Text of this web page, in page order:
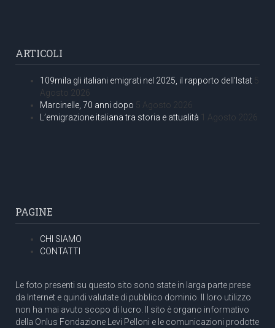
ARTICOLI
109mila gli italiani emigrati nel 2025, il rapporto dell’Istat 5
Agosto 2026
Marcinelle, 70 anni dopo 5 Agosto 2026
L’emigrazione italiana tra storia e attualità 1 Agosto 2026
PAGINE
CHI SIAMO
CONTATTI
Le foto presenti su questo sito sono state in larga parte prese
da Internet e quindi valutate di pubblico dominio. Il loro utilizzo
non ha mai avuto scopo di lucro. Il sito è organo informativo
della Onlus Fondazione Levi Pelloni e le comunicazioni prodotte